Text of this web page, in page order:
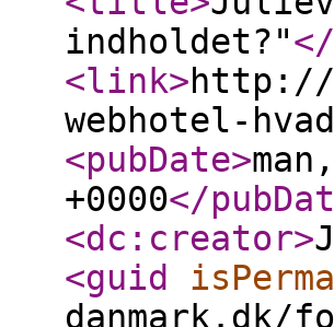
indholdet?"
<link>http://
webhotel-
<pubDate>
+0000</
<dc:creator>
<guid
danmark.dk/